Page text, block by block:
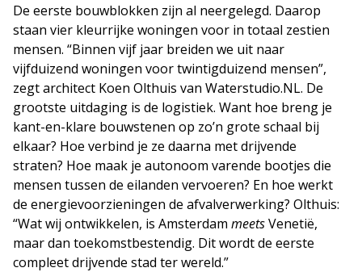
De eerste bouwblokken zijn al neergelegd. Daarop
staan vier kleurrijke woningen voor in totaal zestien
mensen. “Binnen vijf jaar breiden we uit naar
vijfduizend woningen voor twintigduizend mensen”,
zegt architect Koen Olthuis van Waterstudio.NL. De
grootste uitdaging is de logistiek. Want hoe breng je
kant-en-klare bouwstenen op zo’n grote schaal bij
elkaar? Hoe verbind je ze daarna met drijvende
straten? Hoe maak je autonoom varende bootjes die
mensen tussen de eilanden vervoeren? En hoe werkt
de energievoorzieningen de afvalverwerking? Olthuis:
“Wat wij ontwikkelen, is Amsterdam meetsVenetië,
maar dan toekomstbestendig. Dit wordt de eerste
compleet drijvende stad ter wereld.”